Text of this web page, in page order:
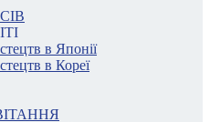
в Японії
в Кореї